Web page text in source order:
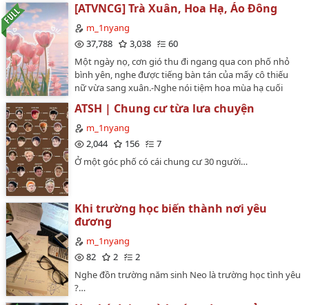
anh nhé"˖ ݁𖥔 ݁˖ 𐙚 ˖ ݁𖥔 ݁˖[Ngoại truyện thuộc Trà Xuân, Hoa
Hạ, Áo Đông]…
[ATVNCG] Trà Xuân, Hoa Hạ, Áo Đông
m_1nyang
37,788
3,038
60
Một ngày nọ, cơn gió thu đi ngang qua con phố nhỏ
bình yên, nghe được tiếng bàn tán của mấy cô thiếu
nữ vừa sang xuân.-Nghe nói tiệm hoa mùa hạ cuối
xuân kế bên cũng có ba anh trai đẹp hong kém bên kia
đâu nha.-Tiệm áo mùa đông đối diện cũng toàn trai
đẹp mà tiếc là mấy ảnh yêu nhau mất tiêu.Gió thu khóc
huhu"🥇 𝐓𝐨𝐩 𝟏 #atvncg: 𝟏𝟕/𝟎𝟓/𝟐𝟎𝟐𝟓🥇 𝐓𝐨𝐩 𝟏 #nekole:
𝟏𝟑/𝟎𝟗/𝟐𝟎𝟐𝟓🥇 𝐓𝐨𝐩 𝟏 #phandinhtung: 𝟏𝟑/𝟎𝟗/𝟐𝟎𝟐𝟓🥇 𝐓𝐨𝐩
𝟏 #trungduy: 𝟏𝟑/𝟎𝟗/𝟐𝟎𝟐𝟓…
ATSH | Chung cư từa lưa chuyện
m_1nyang
2,044
156
7
Ở một góc phố có cái chung cư 30 người…
Khi trường học biến thành nơi yêu
đương
m_1nyang
82
2
2
Nghe đồn trường năm sinh Neo là trường học tình yêu
?…